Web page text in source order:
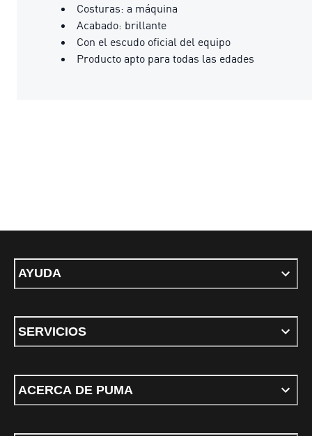
Costuras: a máquina
Acabado: brillante
Con el escudo oficial del equipo
Producto apto para todas las edades
AYUDA
SERVICIOS
ACERCA DE PUMA